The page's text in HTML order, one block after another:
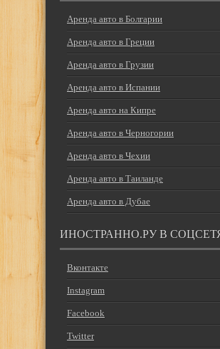
Аренда авто в Болгарии
Аренда авто в Греции
Аренда авто в Грузии
Аренда авто в Испании
Аренда авто на Кипре
Аренда авто в Черногории
Аренда авто в Чехии
Аренда авто в Таиланде
Аренда авто в Дубае
ИНОСТРАННО.РУ В
Вконтакте
Instagram
Facebook
Twitter